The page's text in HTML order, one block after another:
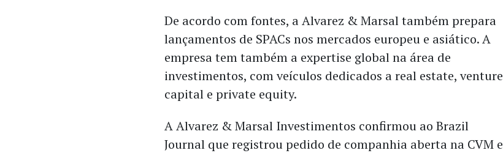
De acordo com fontes, a Alvarez & Marsal também prepara
lançamentos de SPACs nos mercados europeu e asiático. A
empresa tem também a expertise global na área de
investimentos, com veículos dedicados a real estate, venture
capital e private equity.
A Alvarez & Marsal Investimentos confirmou ao Brazil
Journal que registrou pedido de companhia aberta na CVM e